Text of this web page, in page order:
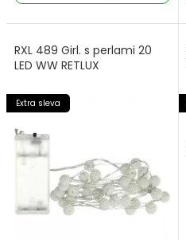
RXL 489 Girl. s perlami 20
LED WW RETLUX
Extra sleva